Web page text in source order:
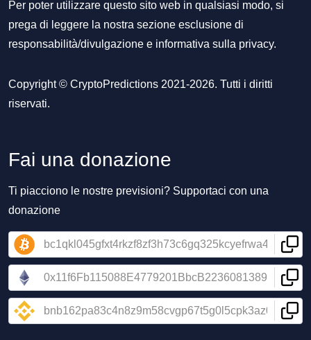
Per poter utilizzare questo sito web in qualsiasi modo, si
prega di leggere la nostra sezione esclusione di
responsabilità/divulgazione e informativa sulla privacy.
Copyright © CryptoPredictions 2021-2026. Tutti i diritti
riservati.
Fai una donazione
Ti piacciono le nostre previsioni? Supportaci con una
donazione